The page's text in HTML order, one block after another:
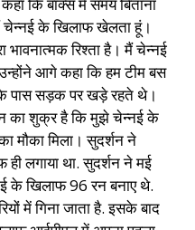
चेन्नई के खिलाफ खेलता हूं।
रिश्ता है। मैं चेन्नई
आगे कहा कि हम टीम बस
पास सड़क पर खड़े रहते थे।
का शुक्र है कि मुझे चेन्नई के
मौका मिला। सुदर्शन ने
लगाया था. सुदर्शन ने मई
के खिलाफ 96 रन बनाए थे.
में गिना जाता है. इसके बाद